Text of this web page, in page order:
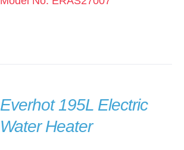
Everhot 195L Electric
Water Heater